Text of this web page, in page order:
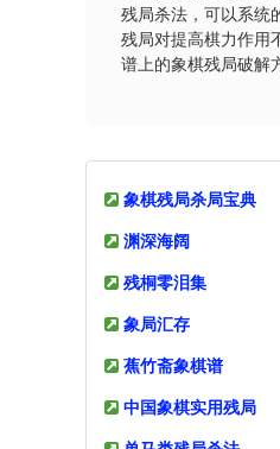
残局杀法，可以系统
残局对提高棋力作用
谱上的象棋残局破解
象棋残局杀局宝典
渊深海阔
残桐零泪集
象局汇存
蕉竹斋象棋谱
中国象棋实用残局